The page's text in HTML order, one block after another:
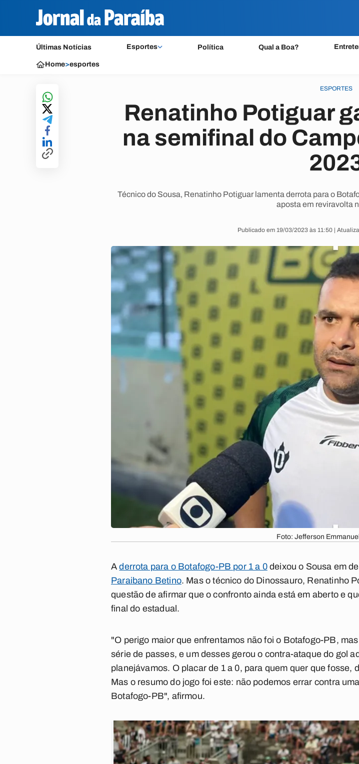
Últimas Notícias Esportes Política Qual a Boa?
Home>esportes
ESPORTES
Renatinho Potiguar
na semifinal do
Técnico do Sousa, Renatinho Potiguar lamenta derrota para o
aposta em reviravolta
Publicado em 19/03/2023 às 11:50 |
Foto: Jefferson
Aderrota para o Botafogo-PB por 1 a 0deixou o Sousa em
Paraibano Betino. Mas o técnico do Dinossauro, Renatinho
questão de afirmar que o confronto ainda está em aberto e
final do estadual.
"O perigo maior que enfrentamos não foi o Botafogo-PB,
série de passes, e um desses gerou o contra-ataque do gol
planejávamos. O placar de 1 a 0, para quem quer que fosse,
Mas o resumo do jogo foi este: não podemos errar contra
Botafogo-PB", afirmou.